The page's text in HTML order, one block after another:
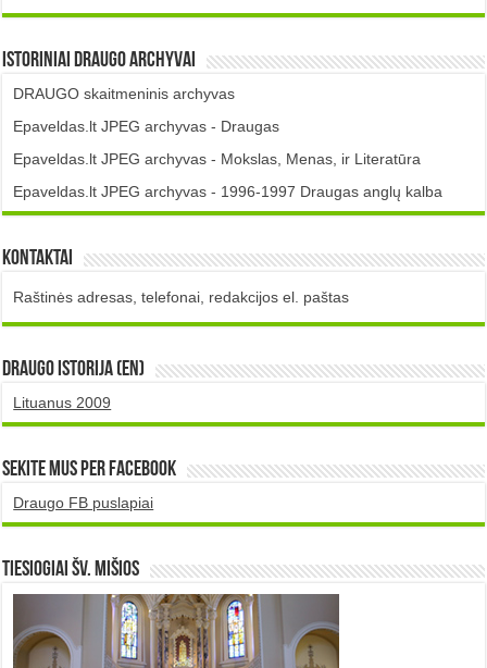
Istoriniai DRAUGO Archyvai
DRAUGO skaitmeninis archyvas
Epaveldas.lt JPEG archyvas - Draugas
Epaveldas.lt JPEG archyvas - Mokslas, Menas, ir Literatūra
Epaveldas.lt JPEG archyvas - 1996-1997 Draugas anglų kalba
Kontaktai
Raštinės adresas, telefonai, redakcijos el. paštas
DRAUGO istorija (EN)
Lituanus 2009
Sekite mus per Facebook
Draugo FB puslapiai
TIESIOGIAI šv. MIŠIOS